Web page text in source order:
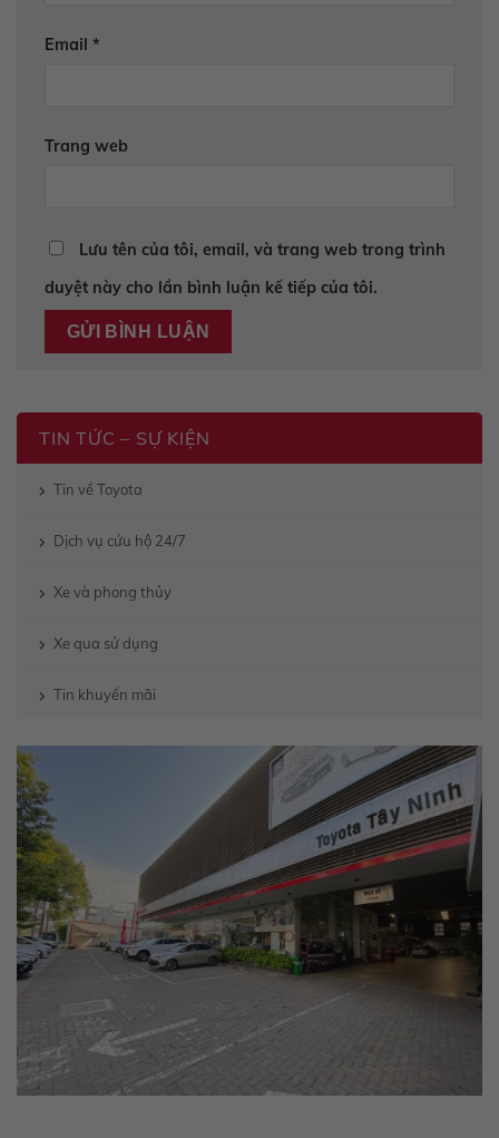
TIN TỨC – SỰ KIỆN
Tin về Toyota
Dịch vụ cứu hộ 24/7
Xe và phong thủy
Xe qua sử dụng
Tin khuyến mãi
Email *
Trang web
Lưu tên của tôi, email, và trang web trong trình
duyệt này cho lần bình luận kế tiếp của tôi.